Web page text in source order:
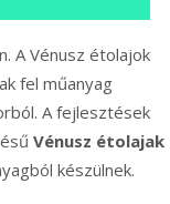
A Vénusz étolajok
fel műanyag
A fejlesztések
Vénusz étolajak
készülnek.